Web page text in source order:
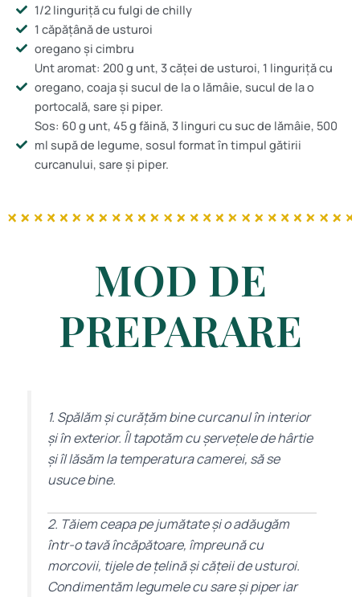
1/2 linguriță cu fulgi de chilly
1 căpățână de usturoi
oregano și cimbru
Unt aromat: 200 g unt, 3 căței de usturoi, 1 linguriță cu
oregano, coaja și sucul de la o lămâie, sucul de la o
portocală, sare și piper.
Sos: 60 g unt, 45 g făină, 3 linguri cu suc de lămâie, 500
ml supă de legume, sosul format în timpul gătirii
curcanului, sare și piper.
MOD DE
PREPARARE
1. Spălăm și curățăm bine curcanul în interior
și în exterior. Îl tapotăm cu șervețele de hârtie
și îl lăsăm la temperatura camerei, să se
usuce bine.
2. Tăiem ceapa pe jumătate și o adăugăm
într-o tavă încăpătoare, împreună cu
morcovii, tijele de țelină și cățeii de usturoi.
Condimentăm legumele cu sare și piper iar